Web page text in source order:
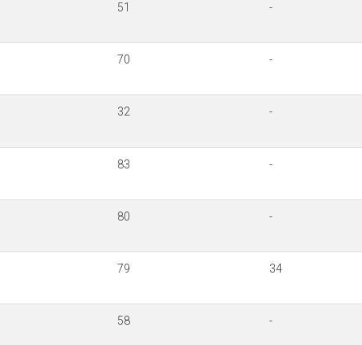
51 -
70 -
32 -
83 -
80 -
79 34
58 -